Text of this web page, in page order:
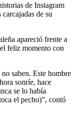
de Instagram
de su
apareció frente a
feliz momento con
saben. Este hombre
sonríe, hace
se lo había
el pecho)”, contó